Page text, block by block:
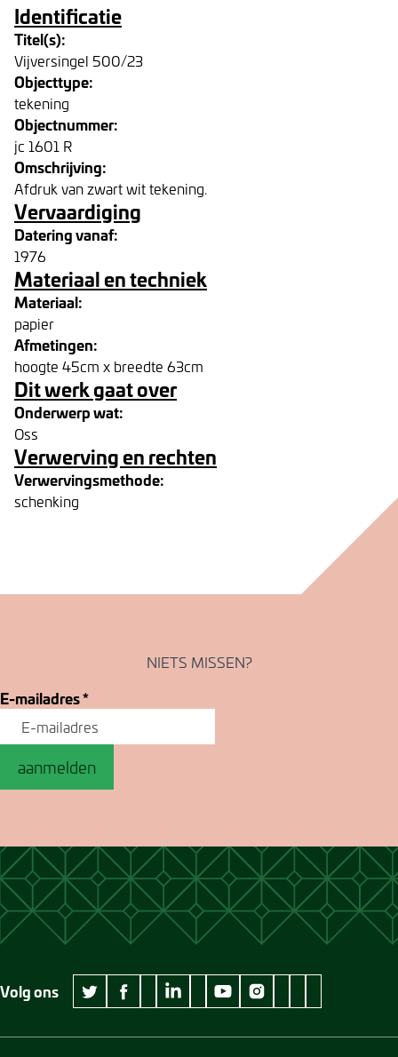
Identificatie
Titel(s):
Vijversingel 500/23
Objecttype:
tekening
Objectnummer:
jc 1601 R
Omschrijving:
Afdruk van zwart wit tekening.
Vervaardiging
Datering vanaf:
1976
Materiaal en techniek
Materiaal:
papier
Afmetingen:
hoogte 45cm x breedte 63cm
Dit werk gaat over
Onderwerp wat:
Oss
Verwerving en rechten
Verwervingsmethode:
schenking
NIETS MISSEN?
E-mailadres*
aanmelden
Volg ons
twitter Museum Jan Cunen
facebook Museum Jan Cunen
wikipedia Museum Jan Cunen
linkedin Museum Jan Cunen
googleplus Museum Jan Cunen
youtube Museum Jan Cunen
instagram Museum